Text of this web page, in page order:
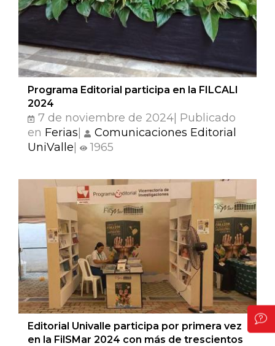
Programa Editorial participa en la FILCALI
2024
7 de noviembre de 2024| Publicado
en Ferias
Comunicaciones Editorial
UniValle
1965
Editorial Univalle participa por primera vez
en la FilSMar 2024 con más de trescientos